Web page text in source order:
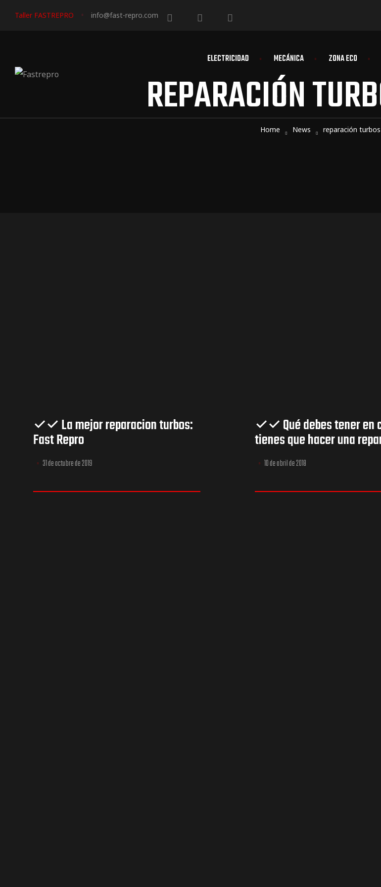
Taller FASTREPRO info@fast-repro.com
ELECTRICIDAD MECÁNICA ZONA ECO
REPARACIÓN
Home News reparación
✓✓ La mejor reparacion turbos:
Fast Repro
31 de octubre de 2019
✓✓ Qué debes tener en
tienes que hacer una
turbos Madrid
10 de abril de 2018